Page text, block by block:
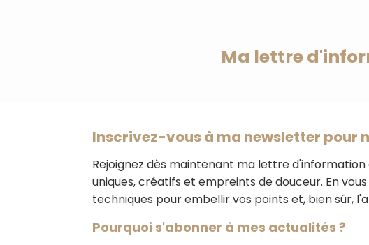
Ma lettre
Inscrivez-vous à ma newsletter pour
Rejoignez dès maintenant ma lettre
uniques, créatifs et empreints de douceur. En
techniques pour embellir vos points et, bien sûr,
Pourquoi s'abonner à mes actualités ?